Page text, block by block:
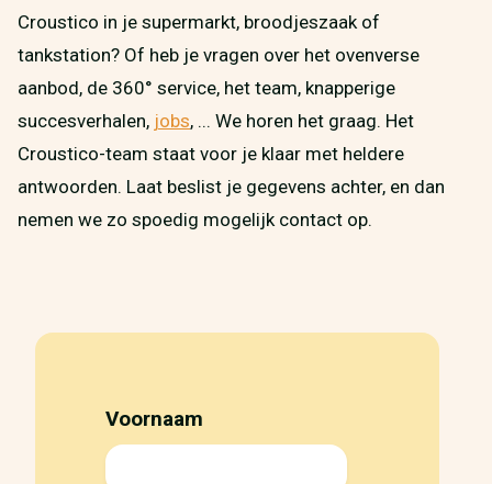
Croustico in je supermarkt, broodjeszaak of
tankstation? Of heb je vragen over het ovenverse
aanbod, de 360° service, het team, knapperige
succesverhalen, jobs, ... We horen het graag. Het
Croustico-team staat voor je klaar met heldere
antwoorden. Laat beslist je gegevens achter, en dan
nemen we zo spoedig mogelijk contact op.
Voornaam